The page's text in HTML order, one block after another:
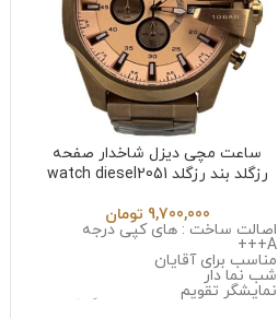
ساعت مچی دیزل شاخدار صفحه
رزگلد بند رزگلد watch diesel2051
9,700,000 تومان
اصالت ساخت : های کپی درجه
A+++
مناسب برای آقایان
شب نما دار
نمایشگر تقویم
نوع موتور : سه موتوره کرنوگراف